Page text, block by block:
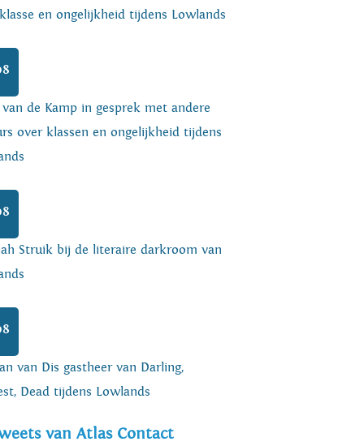
en ongelijkheid tijdens Lowlands
de Kamp in gesprek met andere
over klassen en ongelijkheid tijdens
Struik bij de literaire darkroom van
van Dis gastheer van Darling,
Dead tijdens Lowlands
van Atlas Contact